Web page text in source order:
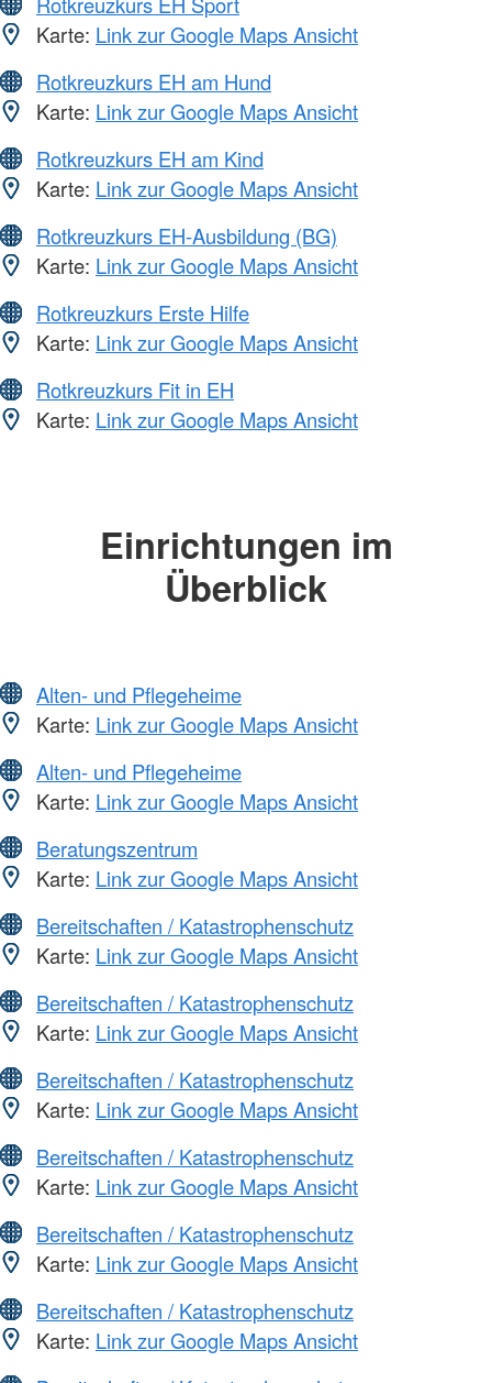
Karte: Link zur Google Maps Ansicht
Rotkreuzkurs EH am Hund
Karte: Link zur Google Maps Ansicht
Rotkreuzkurs EH am Kind
Karte: Link zur Google Maps Ansicht
Rotkreuzkurs EH-Ausbildung (BG)
Karte: Link zur Google Maps Ansicht
Rotkreuzkurs Erste Hilfe
Karte: Link zur Google Maps Ansicht
Rotkreuzkurs Fit in EH
Karte: Link zur Google Maps Ansicht
Einrichtungen im
Überblick
Alten- und Pflegeheime
Karte: Link zur Google Maps Ansicht
Alten- und Pflegeheime
Karte: Link zur Google Maps Ansicht
Beratungszentrum
Karte: Link zur Google Maps Ansicht
Bereitschaften / Katastrophenschutz
Karte: Link zur Google Maps Ansicht
Bereitschaften / Katastrophenschutz
Karte: Link zur Google Maps Ansicht
Bereitschaften / Katastrophenschutz
Karte: Link zur Google Maps Ansicht
Bereitschaften / Katastrophenschutz
Karte: Link zur Google Maps Ansicht
Bereitschaften / Katastrophenschutz
Karte: Link zur Google Maps Ansicht
Bereitschaften / Katastrophenschutz
Karte: Link zur Google Maps Ansicht